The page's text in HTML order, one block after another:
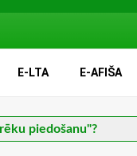
E-LTA E-AFIŠA
piedošanu"?